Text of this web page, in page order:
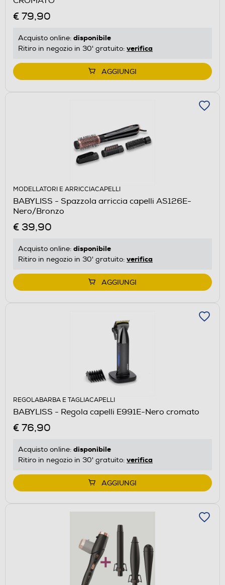
€ 79,90
Acquisto online: disponibile
Ritiro in negozio in 30' gratuito: verifica
AGGIUNGI
MODELLATORI E ARRICCIACAPELLI
BABYLISS - Spazzola arriccia capelli AS126E-
Nero/Bronzo
€ 39,90
Acquisto online: disponibile
Ritiro in negozio in 30' gratuito: verifica
AGGIUNGI
REGOLABARBA E TAGLIACAPELLI
BABYLISS - Regola capelli E991E-Nero cromato
€ 76,90
Acquisto online: disponibile
Ritiro in negozio in 30' gratuito: verifica
AGGIUNGI